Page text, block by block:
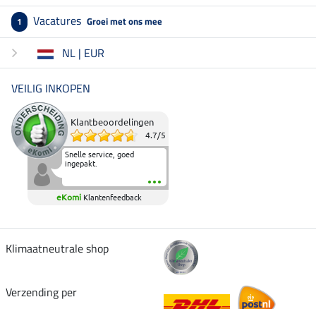
1 Vacatures Groei met ons mee
NL | EUR
VEILIG INKOPEN
Klantbeoordelingen
4.7/5
Snelle service, goed
ingepakt.
eKomi Klantenfeedback
Klimaatneutrale shop
Verzending per